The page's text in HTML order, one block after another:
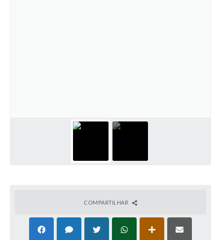
COMPARTILHAR